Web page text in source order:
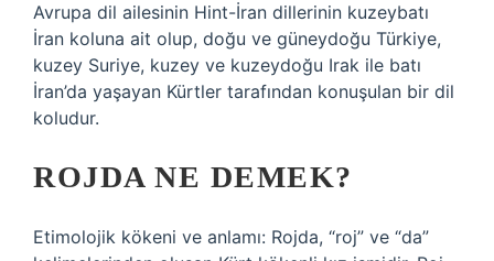
Avrupa dil ailesinin Hint-İran dillerinin kuzeybatı
İran koluna ait olup, doğu ve güneydoğu Türkiye,
kuzey Suriye, kuzey ve kuzeydoğu Irak ile batı
İran’da yaşayan Kürtler tarafından konuşulan bir dil
koludur.
ROJDA NE DEMEK?
Etimolojik kökeni ve anlamı: Rojda, “roj” ve “da”